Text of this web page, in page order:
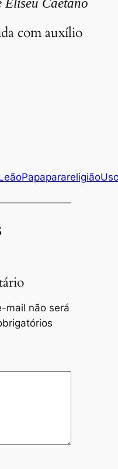
com auxílio
Papaparareligião
mail não será